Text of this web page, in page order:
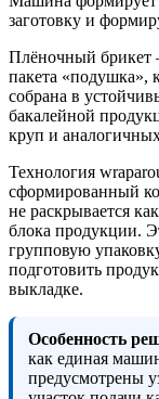
заготовку и
Плёночный брикет
пакета «подушка»,
собрана в
бакалейной
круп и
Технология
сформированный
не раскрывается
блока продукции.
групповую
подготовить
выкладке.
Особенность
как единая
предусмотрены